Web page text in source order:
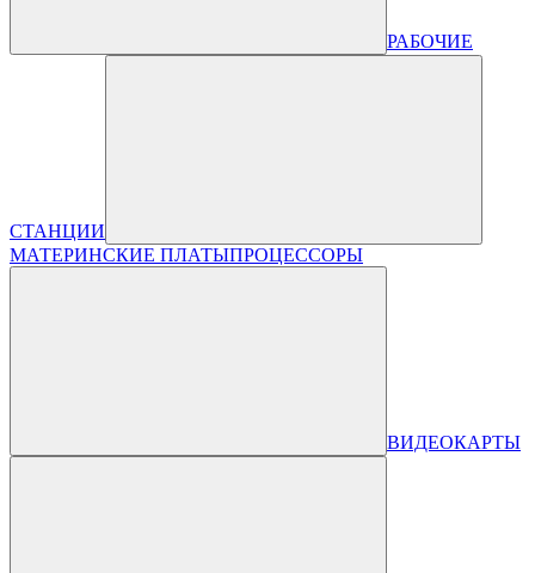
РАБОЧИЕ
СТАНЦИИ
МАТЕРИНСКИЕ ПЛАТЫПРОЦЕССОРЫ
ВИДЕОКАРТЫ